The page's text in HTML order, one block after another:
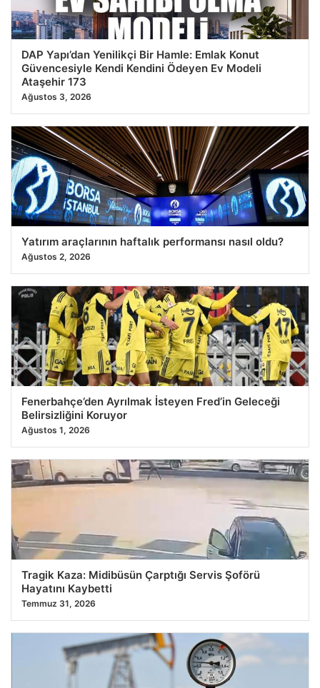
DAP Yapı’dan Yenilikçi Bir Hamle: Emlak Konut
Güvencesiyle Kendi Kendini Ödeyen Ev Modeli
Ataşehir 173
Ağustos 3, 2026
Yatırım araçlarının haftalık performansı nasıl oldu?
Ağustos 2, 2026
Fenerbahçe’den Ayrılmak İsteyen Fred’in Geleceği
Belirsizliğini Koruyor
Ağustos 1, 2026
Tragik Kaza: Midibüsün Çarptığı Servis Şoförü
Hayatını Kaybetti
Temmuz 31, 2026